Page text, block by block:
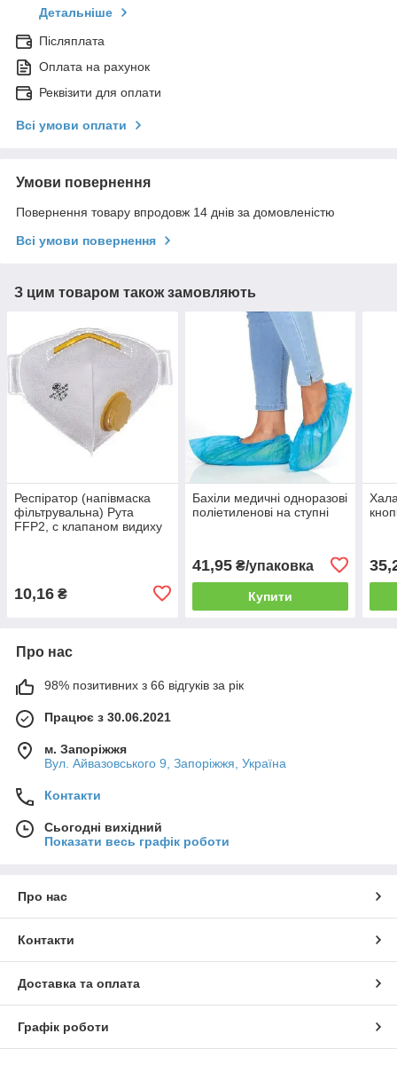
Детальніше
Післяплата
Оплата на рахунок
Реквізити для оплати
Всі умови оплати
Умови повернення
Повернення товару впродовж 14 днів за домовленістю
Всі умови повернення
З цим товаром також замовляють
Респіратор (напівмаска
фільтрувальна) Рута
FFP2, с клапаном видиху
10,16 ₴
Бахіли медичні одноразові
поліетиленові на ступні
41,95₴/упаковка
Купити
Про нас
98% позитивних з 66 відгуків за рік
Працює з 30.06.2021
м. Запоріжжя
Вул. Айвазовського 9, Запоріжжя, Україна
Контакти
Сьогодні вихідний
Показати весь графік роботи
Про нас
Контакти
Доставка та оплата
Графік роботи